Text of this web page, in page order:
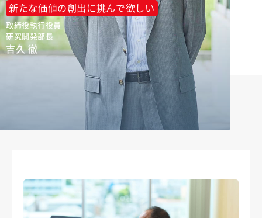
新たな価値の創出に挑んで欲しい
取締役執行役員
研究開発部長
吉久 徹